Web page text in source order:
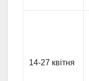
14-27 квітня